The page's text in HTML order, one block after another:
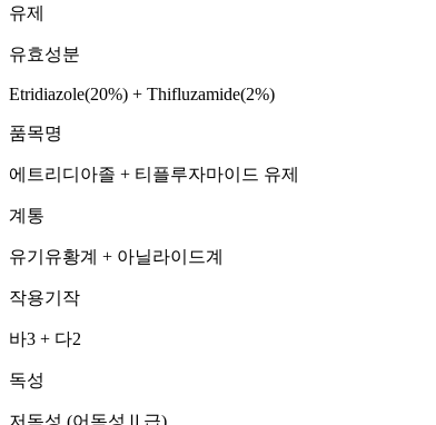
유제
유효성분
Etridiazole(20%) + Thifluzamide(2%)
품목명
에트리디아졸 + 티플루자마이드 유제
계통
유기유황계 + 아닐라이드계
작용기작
바3 + 다2
독성
저독성 (어독성Ⅱ급)